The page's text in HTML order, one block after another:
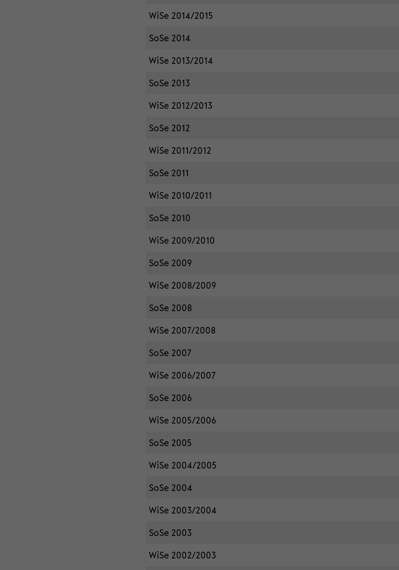
WiSe 2014/2015
SoSe 2014
WiSe 2013/2014
SoSe 2013
WiSe 2012/2013
SoSe 2012
WiSe 2011/2012
SoSe 2011
WiSe 2010/2011
SoSe 2010
WiSe 2009/2010
SoSe 2009
WiSe 2008/2009
SoSe 2008
WiSe 2007/2008
SoSe 2007
WiSe 2006/2007
SoSe 2006
WiSe 2005/2006
SoSe 2005
WiSe 2004/2005
SoSe 2004
WiSe 2003/2004
SoSe 2003
WiSe 2002/2003